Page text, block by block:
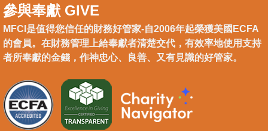
參與奉獻 GIVE
MFCI是值得您信任的財務好管家-自2006年起榮獲美國ECFA
的會員。在財務管理上給奉獻者清楚交代，有效率地使用支持
者所奉獻的金錢，作神忠心、良善、又有見識的好管家。